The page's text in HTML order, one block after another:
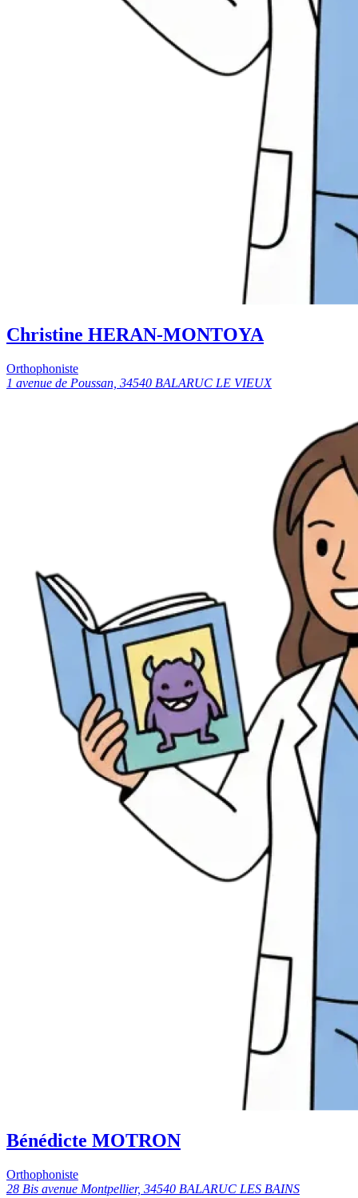
Christine HERAN-MONTOYA
Orthophoniste
1 avenue de Poussan, 34540 BALARUC LE VIEUX
Bénédicte MOTRON
Orthophoniste
28 Bis avenue Montpellier, 34540 BALARUC LES BAINS